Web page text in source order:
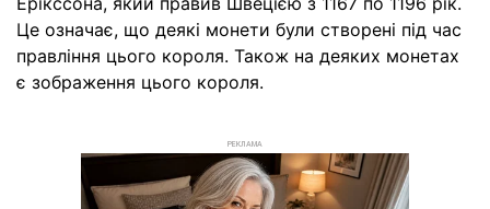
Це означає, що деякі монети були створені під час
правління цього короля. Також на деяких монетах
є зображення цього короля.
РЕКЛАМА